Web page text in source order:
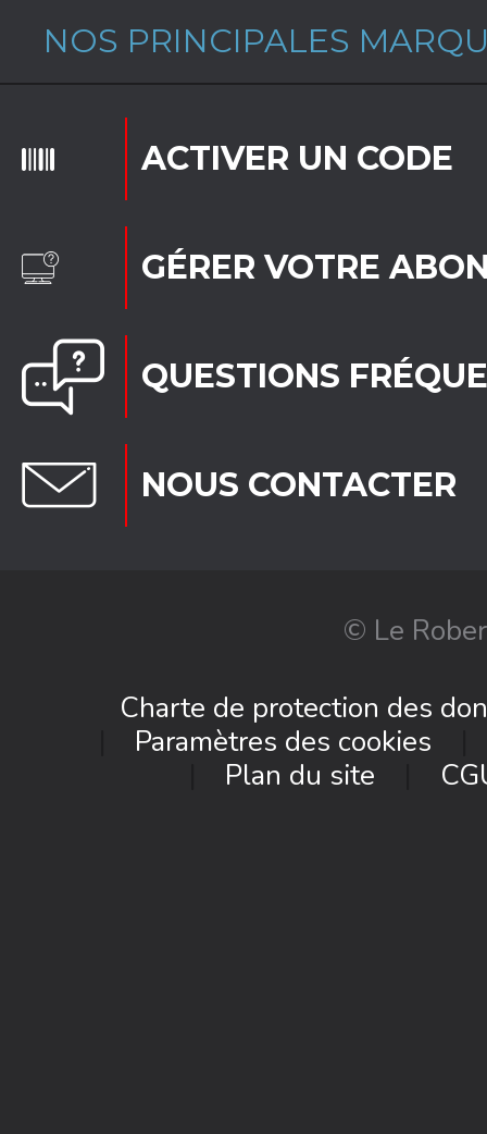
NOS PRINCIPALES
ACTIVER UN CODE
GÉRER VOTRE
QUESTIONS
NOUS CONTACTER
© Le
Charte de protection des
Paramètres des cookies
Plan du site